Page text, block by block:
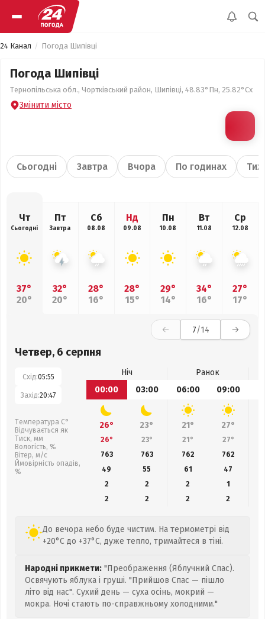
24 Канал Погода Шипівці
Погода Шипівці
Тернопільська обл., Чортківський район, Шипівці, 48.83°Пн, 25.82°Сх
Змінити місто
Сьогодні Завтра Вчора По годинах
Чт
Сьогодні
37°
20°
Пт
Завтра
32°
20°
Сб
08.08
28°
16°
Нд
09.08
28°
15°
Пн
10.08
29°
14°
Вт
11.08
34°
16°
Ср
12.08
27°
17°
7/14
Четвер, 6 серпня
Схід:05:55
Захід:20:47
Температура С°
Відчувається як
Тиск, мм
Вологість, %
Вітер, м/с
Ймовірність опадів,
%
Ніч
Ранок
00:00
03:00 06:00 09:00
26° 23° 21° 27°
26° 23° 21° 27°
763
763 762 762
49
55 61
47
2
2 2
1
2
2 2 2
До вечора небо буде чистим. На термометрі від
+20°C до +37°C, дуже тепло, тримайтеся в тіні.
Народні прикмети: "Преображення (Яблучний Спас).
Освячують яблука і груші. "Прийшов Спас — пішло
літо від нас". Сухий день — суха осінь, мокрий —
мокра. Ночі стають по-справжньому холодними."